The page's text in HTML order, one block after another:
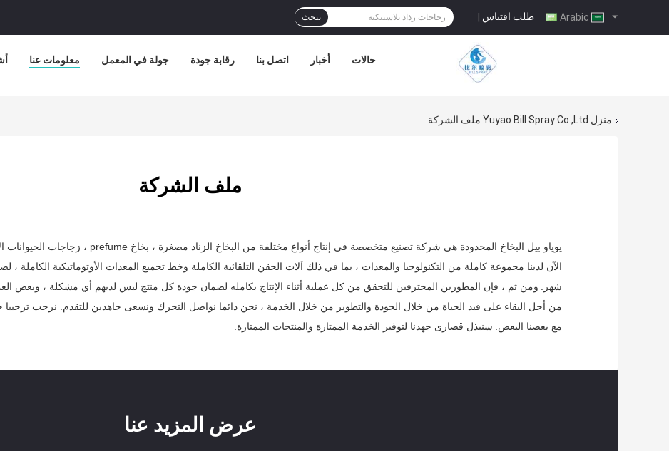
طلب اقتباس | يبحث
معلومات عنا جولة في المعمل رقابة جودة اتصل بنا أخبار حالات
منزل Yuyao Bill Spray Co.,Ltd ملف الشركة
ملف الشركة
يوياو بيل البخاخ المحدودة هي شركة تصنيع متخصصة في إنتاج أنواع مختلفة من البخاخ الزناد مصغرة ، بخاخ prefume ، زجاجات الحيوانات الأليفة وأي منتجات التعبئة الأخرى كوميستيك.
شهر. ومن ثم ، فإن المطورين المحترفين للتحقق من كل عملية أثناء الإنتاج بكامله لضمان جودة كل منتج ليس لديهم أي مشكلة ، وبعض
من أجل البقاء على قيد الحياة من خلال الجودة والتطوير من خلال الخدمة ، نحن دائما نواصل التحرك ونسعى جاهدين للتقدم. نرحب ترحيبا
مع بعضنا البعض. سنبذل قصارى جهدنا لتوفير الخدمة الممتازة والمنتجات الممتازة.
عرض المزيد عنا